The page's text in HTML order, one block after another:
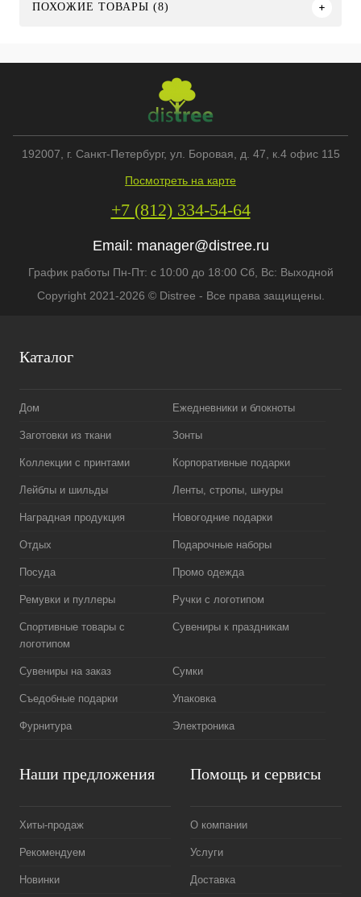
ПОХОЖИЕ ТОВАРЫ (8)
Каталог
Дом Ежедневники и блокноты
Заготовки из ткани Зонты
Коллекции с принтами Корпоративные подарки
Лейблы и шильды Ленты, стропы, шнуры
Наградная продукция Новогодние подарки
Отдых Подарочные наборы
Посуда Промо одежда
Ремувки и пуллеры Ручки с логотипом
Спортивные товары с
логотипом
Сувениры к праздникам
Сувениры на заказ Сумки
Съедобные подарки Упаковка
Фурнитура Электроника
Наши предложения
Хиты-продаж
Рекомендуем
Новинки
Помощь и сервисы
О компании
Услуги
Доставка
192007 , г. Санкт-Петербург, ул. Боровая, д. 47, к.4 офис 115
Посмотреть на карте
+7 (812) 334-54-64
Email: manager@distree.ru
График работы Пн-Пт: с 10:00 до 18:00 Сб, Вс: Выходной
Copyright 2021-2026 © Distree - Все права защищены.